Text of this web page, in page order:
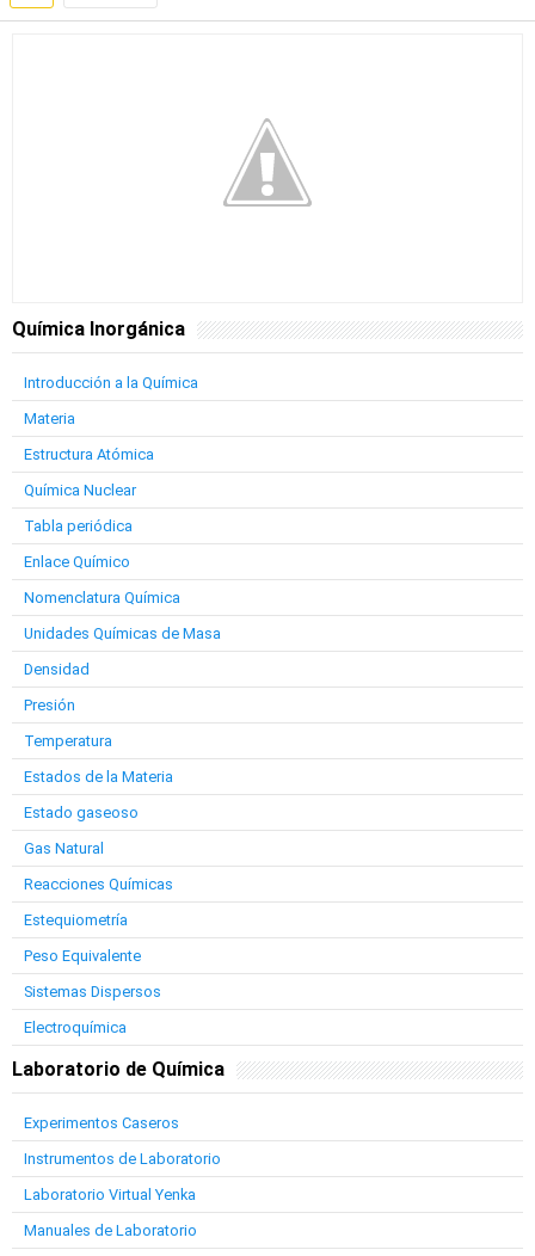
Química Inorgánica
Introducción a la Química
Materia
Estructura Atómica
Química Nuclear
Tabla periódica
Enlace Químico
Nomenclatura Química
Unidades Químicas de Masa
Densidad
Presión
Temperatura
Estados de la Materia
Estado gaseoso
Gas Natural
Reacciones Químicas
Estequiometría
Peso Equivalente
Sistemas Dispersos
Electroquímica
Laboratorio de Química
Experimentos Caseros
Instrumentos de Laboratorio
Laboratorio Virtual Yenka
Manuales de Laboratorio